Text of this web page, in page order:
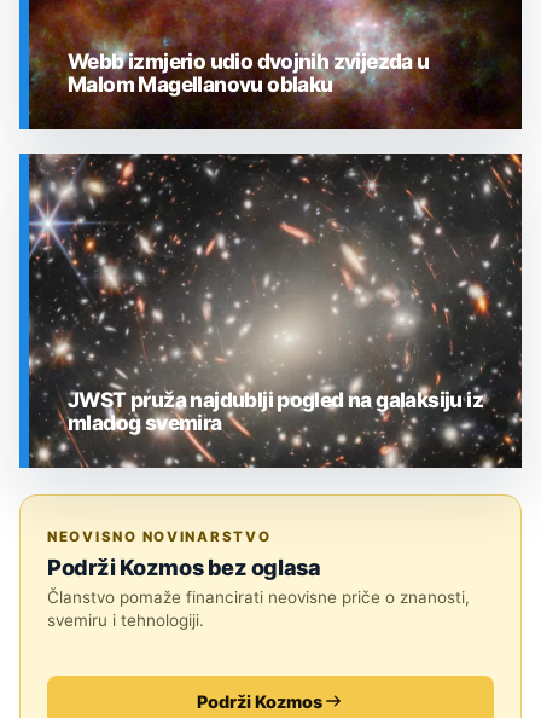
SVEMIR
Webb izmjerio udio dvojnih zvijezda u
Malom Magellanovu oblaku
JWST pruža najdublji pogled na galaksiju iz
mladog svemira
NEOVISNO NOVINARSTVO
Podrži Kozmos bez oglasa
Članstvo pomaže financirati neovisne priče o znanosti,
svemiru i tehnologiji.
Podrži Kozmos